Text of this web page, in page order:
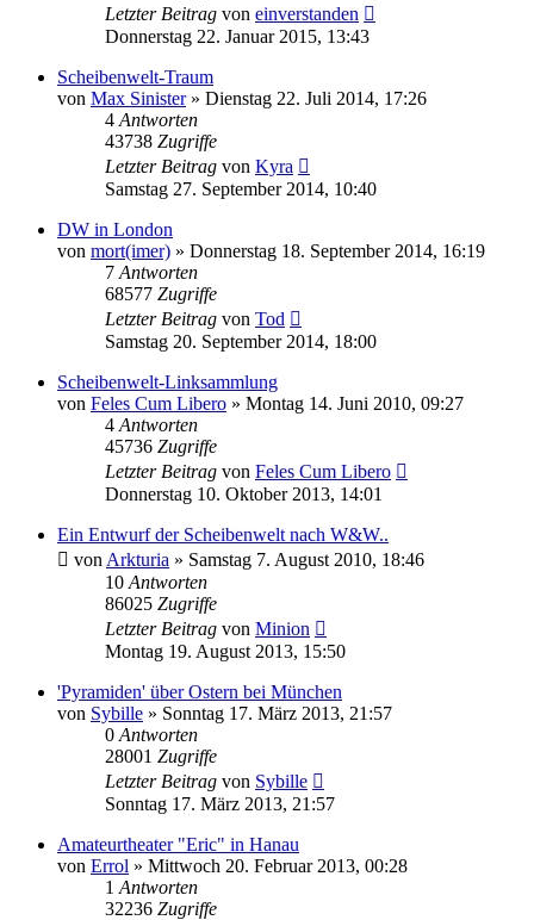
Letzter Beitrag von einverstanden
Donnerstag 22. Januar 2015, 13:43
Scheibenwelt-Traum
von Max Sinister» Dienstag 22. Juli 2014, 17:26
4 Antworten
43738 Zugriffe
Letzter Beitrag von Kyra
Samstag 27. September 2014, 10:40
DW in London
von mort(imer) » Donnerstag 18. September 2014, 16:19
7 Antworten
68577 Zugriffe
Letzter Beitrag von Tod
Samstag 20. September 2014, 18:00
Scheibenwelt-Linksammlung
von Feles Cum Libero » Montag 14. Juni 2010, 09:27
4 Antworten
45736 Zugriffe
Letzter Beitrag von Feles Cum Libero
Donnerstag 10. Oktober 2013, 14:01
Ein Entwurf der Scheibenwelt nach W&W..
von Arkturia » Samstag 7. August 2010, 18:46
10 Antworten
86025 Zugriffe
Letzter Beitrag von Minion
Montag 19. August 2013, 15:50
'Pyramiden' über Ostern bei München
von Sybille » Sonntag 17. März 2013, 21:57
0 Antworten
28001 Zugriffe
Letzter Beitrag von Sybille
Sonntag 17. März 2013, 21:57
Amateurtheater "Eric" in Hanau
von Errol » Mittwoch 20. Februar 2013, 00:28
1 Antworten
32236 Zugriffe